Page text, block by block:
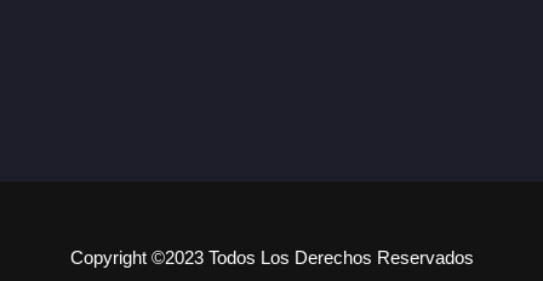
Copyright ©2023 Todos Los Derechos Reservados